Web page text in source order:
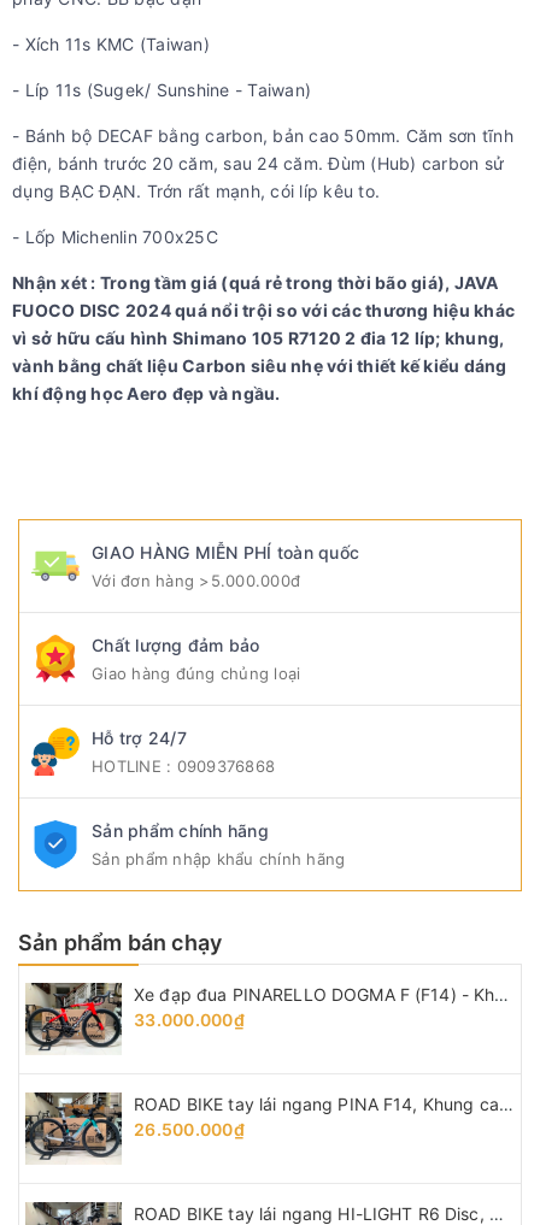
- Xích 11s KMC (Taiwan)
- Líp 11s (Sugek/ Sunshine - Taiwan)
- Bánh bộ DECAF bằng carbon, bản cao 50mm. Căm sơn tĩnh
điện, bánh trước 20 căm, sau 24 căm. Đùm (Hub) carbon sử
dụng BẠC ĐẠN. Trớn rất mạnh, cói líp kêu to.
- Lốp Michenlin 700x25C
Nhận xét : Trong tầm giá (quá rẻ trong thời bão giá), JAVA
FUOCO DISC 2024 quá nổi trội so với các thương hiệu khác
vì sở hữu cấu hình Shimano 105 R7120 2 đia 12 líp; khung,
vành bằng chất liệu Carbon siêu nhẹ với thiết kế kiểu dáng
khí động học Aero đẹp và ngầu.
GIAO HÀNG MIỄN PHÍ toàn quốc
Với đơn hàng >5.000.000đ
Chất lượng đảm bảo
Giao hàng đúng chủng loại
Hỗ trợ 24/7
HOTLINE : 0909376868
Sản phẩm chính hãng
Sản phẩm nhập khẩu chính hãng
Sản phẩm bán chạy
Xe đạp đua PINARELLO DOGMA F (F14) - Khung, vành Full Carbon, Full group Shimano 105 R7120 thắng đĩa dầu. Màu Đen/Đỏ
33.000.000₫
ROAD BIKE tay lái ngang PINA F14, Khung carbon - vành nhôm, groupsets Shimano 105. Thắng đĩa dầu
26.500.000₫
ROAD BIKE tay lái ngang HI-LIGHT R6 Disc, Khung TITANIUM - vành Carbon, groupsets Shimano 105 R7000 thắng dĩa dầu